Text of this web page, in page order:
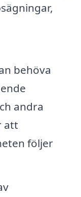
behöva
andra
att
följer